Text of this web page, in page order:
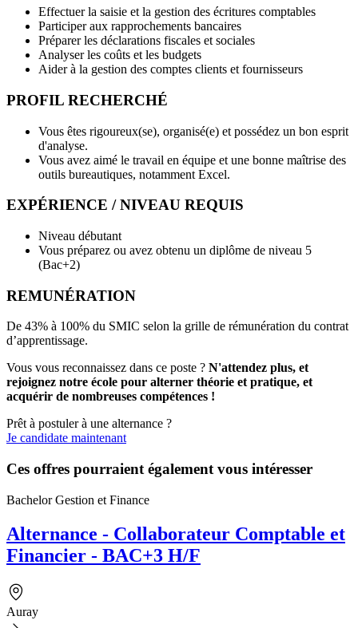
Effectuer la saisie et la gestion des écritures comptables
Participer aux rapprochements bancaires
Préparer les déclarations fiscales et sociales
Analyser les coûts et les budgets
Aider à la gestion des comptes clients et fournisseurs
PROFIL RECHERCHÉ
Vous êtes rigoureux(se), organisé(e) et possédez un bon esprit
d'analyse.
Vous avez aimé le travail en équipe et une bonne maîtrise des
outils bureautiques, notamment Excel.
EXPÉRIENCE / NIVEAU REQUIS
Niveau débutant
Vous préparez ou avez obtenu un diplôme de niveau 5
(Bac+2)
REMUNÉRATION
De 43% à 100% du SMIC selon la grille de rémunération du contrat
d’apprentissage.
Vous vous reconnaissez dans ce poste ? N'attendez plus, et
rejoignez notre école pour alterner théorie et pratique, et
acquérir de nombreuses compétences !
Prêt à postuler à une alternance ?
Je candidate maintenant
Ces offres pourraient également vous intéresser
Bachelor Gestion et Finance
Alternance - Collaborateur Comptable et
Financier - BAC+3 H/F
Auray